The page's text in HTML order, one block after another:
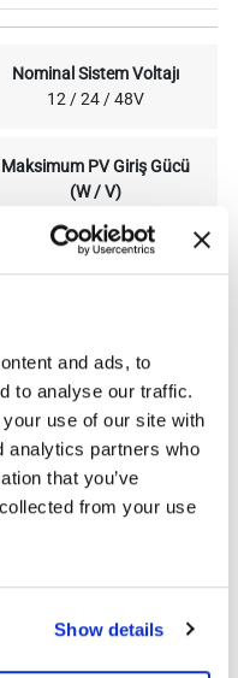
and ads, to
to analyse our traffic.
use of our site with
analytics partners who
that you’ve
from your use
Show details
Nominal Sistem Voltajı
12 / 24 / 48V
Maksimum PV Giriş Gücü
(W / V)
145VDC
Değişken
LED Ekran
Şarj ve Yük Durumu
İçin Üç Gösterge
-15°C ~ 60°C